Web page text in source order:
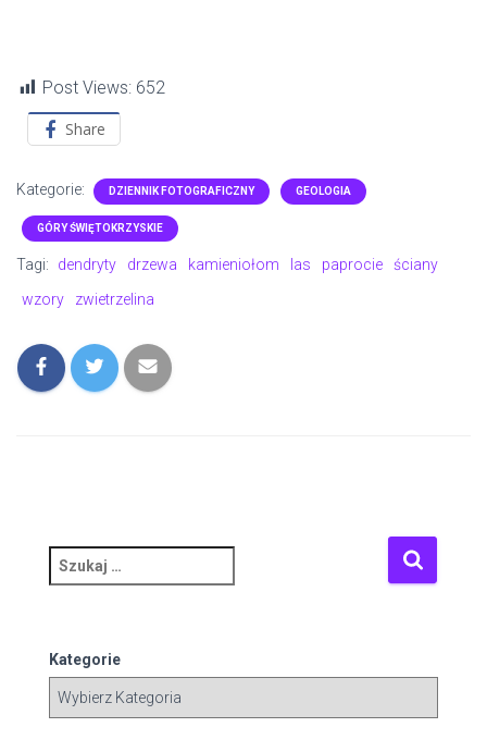
Post Views: 652
Share
Kategorie: DZIENNIK FOTOGRAFICZNY GEOLOGIA
GÓRY ŚWIĘTOKRZYSKIE
Tagi: dendryty drzewa kamieniołom las paprocie
ściany
wzory
zwietrzelina
z
a
j
Kategorie